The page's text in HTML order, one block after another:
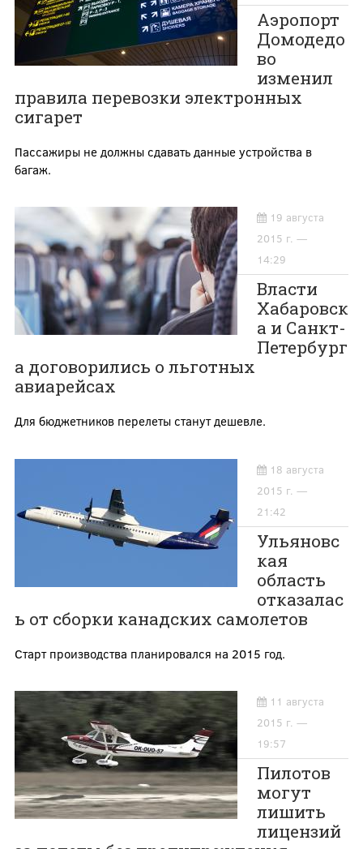
Аэропорт
Домодедо
во
изменил
правила перевозки электронных
сигарет
Пассажиры не должны сдавать данные устройства в
багаж.
19 августа
2015 г. —
14:29
Власти
Хабаровск
а и Санкт-
Петербург
а договорились о льготных
авиарейсах
Для бюджетников перелеты станут дешевле.
18 августа
2015 г. —
21:42
Ульяновс
кая
область
отказалас
ь от сборки канадских самолетов
Старт производства планировался на 2015 год.
11 августа
2015 г. —
19:57
Пилотов
могут
лишить
лицензий